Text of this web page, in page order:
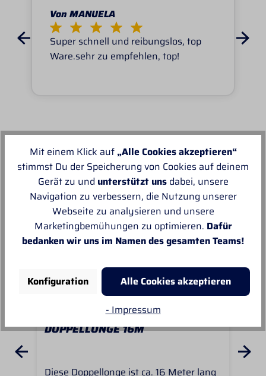
Von MANUELA
Super schnell und reibungslos, top
Ware.sehr zu empfehlen, top!
Unsere Empfehlungen
DOPPELLONGE 16M
Diese Doppellonge ist ca. 16 Meter lang
Mit einem Klick auf „Alle Cookies akzeptieren“
stimmst Du der Speicherung von Cookies auf deinem
Gerät zu und unterstützt unsdabei, unsere
Navigation zu verbessern, die Nutzung unserer
Webseite zu analysieren und unsere
Marketingbemühungen zu optimieren. Dafür
bedanken wir uns im Namen des gesamten Teams!
Konfiguration
Alle Cookies akzeptieren
- Impressum